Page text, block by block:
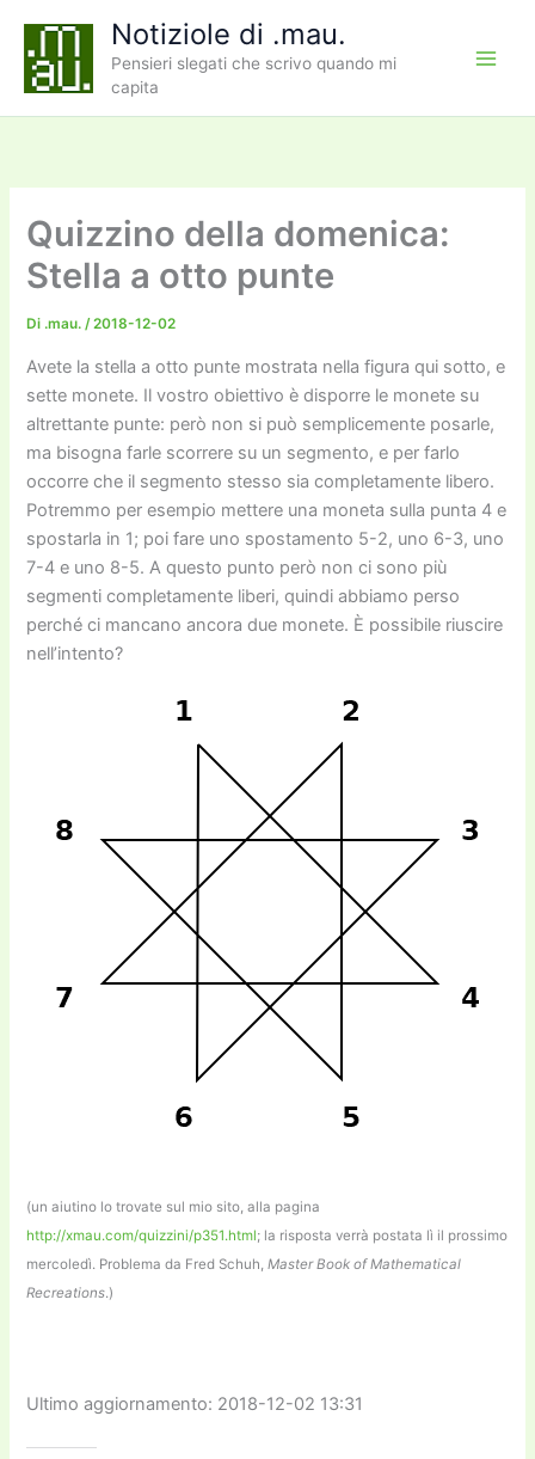
contenuto
Notiziole di .mau.
Pensieri slegati che scrivo quando mi
capita
Quizzino della domenica:
Stella a otto punte
Di .mau./2018-12-02
Avete la stella a otto punte mostrata nella figura qui sotto, e
sette monete. Il vostro obiettivo è disporre le monete su
altrettante punte: però non si può semplicemente posarle,
ma bisogna farle scorrere su un segmento, e per farlo
occorre che il segmento stesso sia completamente libero.
Potremmo per esempio mettere una moneta sulla punta 4 e
spostarla in 1; poi fare uno spostamento 5-2, uno 6-3, uno
7-4 e uno 8-5. A questo punto però non ci sono più
segmenti completamente liberi, quindi abbiamo perso
perché ci mancano ancora due monete. È possibile riuscire
nell’intento?
(un aiutino lo trovate sul mio sito, alla pagina
http://xmau.com/quizzini/p351.html; la risposta verrà postata lì il prossimo
mercoledì. Problema da Fred Schuh,Master Book of Mathematical
Recreations.)
Ultimo aggiornamento: 2018-12-02 13:31